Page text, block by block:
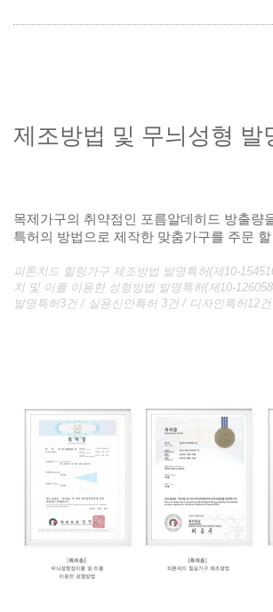
제조방법 및 무늬성형 발
목제가구의 취약점인 포름알데히드 방출량
특허의 방법으로 제작한 맞춤가구를 주문
피톤치드 힐링가구 제조방법 발명특허(제10-
치 및 이를 이용한 성형방법 발명특허(제10-
발명특허3건 / 실용신안특허 3건 / 디자인특허12